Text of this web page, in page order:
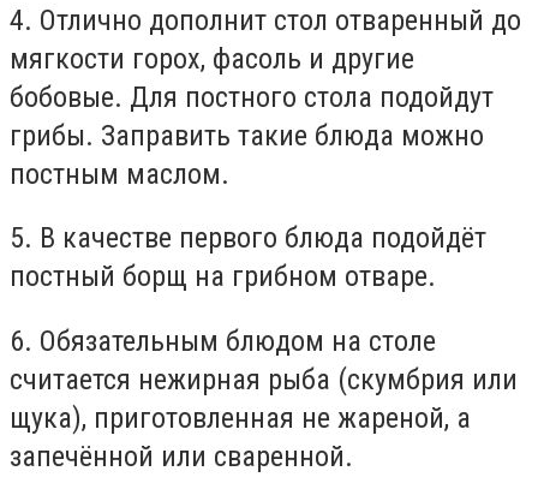
4. Отлично дополнит стол отваренный до
мягкости горох, фасоль и другие
бобовые. Для постного стола подойдут
грибы. Заправить такие блюда можно
постным маслом.
5. В качестве первого блюда подойдёт
постный борщ на грибном отваре.
6. Обязательным блюдом на столе
считается нежирная рыба (скумбрия или
щука), приготовленная не жареной, а
запечённой или сваренной.